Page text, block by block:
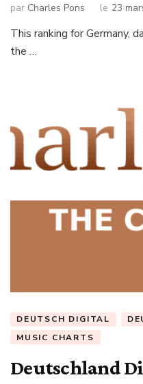
par Charles Pons le 23
This ranking for Germany,
the …
DEUTSCH DIGITAL
MUSIC CHARTS
Deutschland